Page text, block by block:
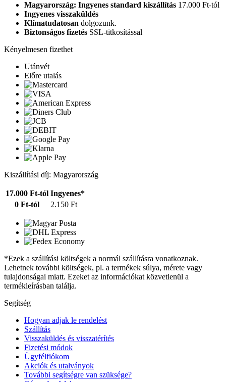
Magyarország: Ingyenes standard kiszállítás 17.000 Ft-tól
Ingyenes visszaküldés
Klímatudatosan dolgozunk.
Biztonságos fizetés SSL-titkosítással
Kényelmesen fizethet
Utánvét
Előre utalás
Kiszállítási díj: Magyarország
17.000 Ft-tól Ingyenes*
0 Ft-tól
2.150 Ft
*Ezek a szállítási költségek a normál szállításra vonatkoznak.
Lehetnek további költségek, pl. a termékek súlya, mérete vagy
tulajdonságai miatt. Ezeket az információkat közvetlenül a
termékleírásban találja.
Segítség
Hogyan adjak le rendelést
Szállítás
Visszaküldés és visszatérítés
Fizetési módok
Ügyfélfiókom
Akciók és utalványok
További segítségre van szüksége?